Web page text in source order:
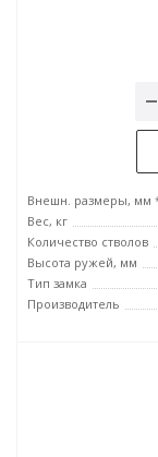
Внешн. размеры, мм
Вес, кг
Количество стволов
Высота ружей, мм
Тип замка
Производитель